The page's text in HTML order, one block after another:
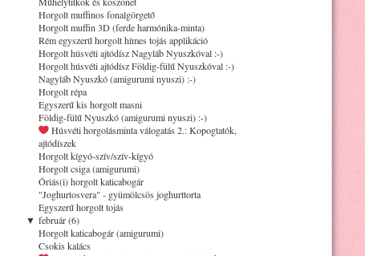
Horgolt muffinos fonalgörgető
Horgolt muffin 3D (ferde harmónika-minta)
Rém egyszerű horgolt hímes tojás applikáció
Horgolt húsvéti ajtódísz Nagyláb Nyuszkóval :-)
Horgolt húsvéti ajtódísz Földig-fülű Nyuszkóval :-)
Nagyláb Nyuszkó (amigurumi nyuszi) :-)
Horgolt répa
Egyszerű kis horgolt masni
Földig-fülű Nyuszkó (amigurumi nyuszi) :-)
Húsvéti horgolásminta válogatás 2.: Kopogtatók,
ajtódíszek
Horgolt kígyó-szív/szív-kígyó
Horgolt csiga (amigurumi)
Óriás(i) horgolt katicabogár
"Joghurtosvera" - gyümölcsös joghurttorta
Egyszerű horgolt tojás
▼ február (6)
Horgolt katicabogár (amigurumi)
Csokis kalács